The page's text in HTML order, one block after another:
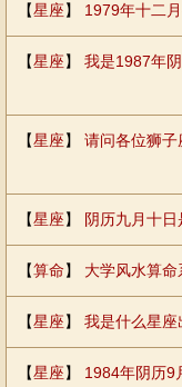
【星座】 1979年十二
【星座】 我是1987年
【星座】 请问各位狮子
【星座】 阴历九月十日
【算命】 大学风水算命
【星座】 我是什么星座
【星座】 1984年阴历9